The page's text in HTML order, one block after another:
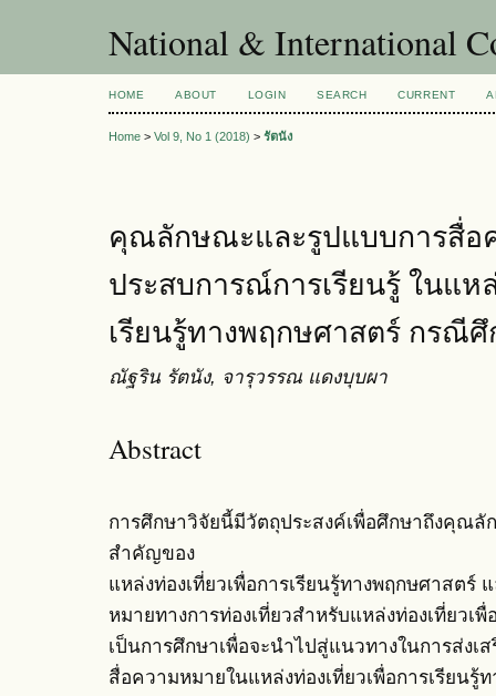
National & International
HOME ABOUT LOGIN SEARCH CURRENT
Home > Vol 9, No 1 (2018) > รัตนัง
คุณลักษณะและรูปแบบการสื่อ
ประสบการณ์การเรียนรู้ ในแห
เรียนรู้ทางพฤกษศาสตร์ กรณี
ณัฐริน รัตนัง, จารุวรรณ แดงบุบผา
Abstract
การศึกษาวิจัยนี้มีวัตถุประสงค์เพื่อศึกษาถึงคุณลั
สำคัญของ
แหล่งท่องเที่ยวเพื่อการเรียนรู้ทางพฤกษศาสตร์
หมายทางการท่องเที่ยวสำหรับแหล่งท่องเที่ยวเ
เป็นการศึกษาเพื่อจะนำไปสู่แนวทางในการส่งเ
สื่อความหมายในแหล่งท่องเที่ยวเพื่อการเรียนรู้